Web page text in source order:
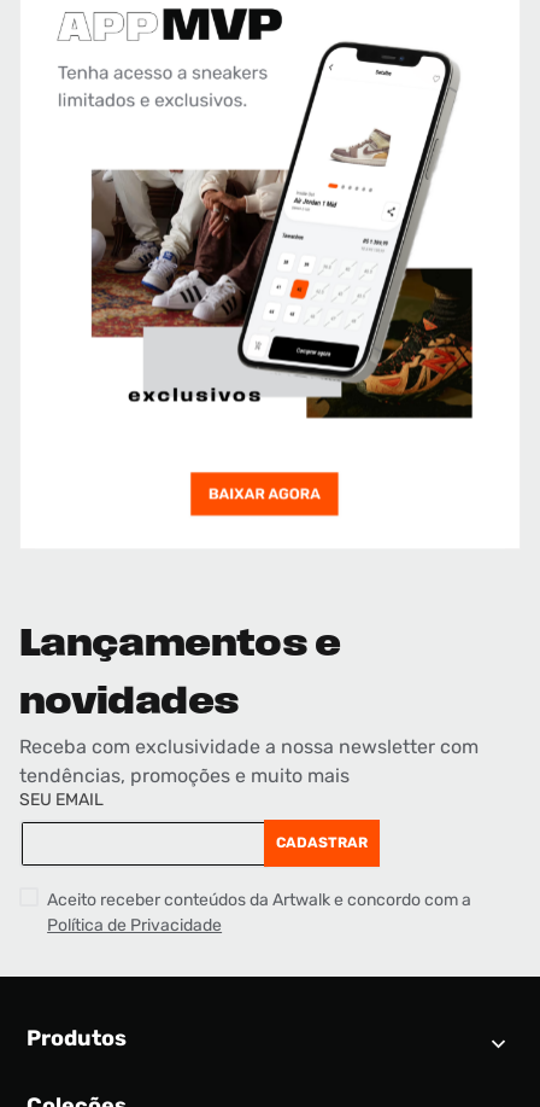
Lançamentos e
novidades
Receba com exclusividade a nossa newsletter com
tendências, promoções e muito mais
SEU EMAIL
CADASTRAR
Aceito receber conteúdos da Artwalk e concordo com a
Política de Privacidade
Produtos